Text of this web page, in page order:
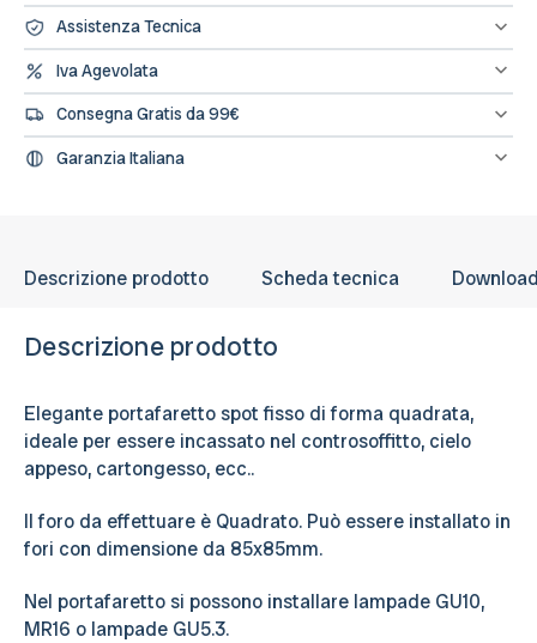
Incasso
Quadrato
Foro
85x85mm
per
GU10
Incasso
Quadrato
Bianco
Foro
85x85mm
per
GU10
Assistenza Tecnica
oppure scrivici una mail a info@leddiretto.it
Iva Agevolata
concludere l'ordine direttamente dal sito segnalandolo nelle note
dell'ordine e provvederemo a fatturare e rettificare il pagamento
Consegna Gratis da 99€
Garanzia Italiana
Descrizione prodotto Scheda tecnica
Descrizione prodotto
Elegante portafaretto spot fisso di forma quadrata,
ideale per essere incassato nel controsoffitto, cielo
appeso, cartongesso, ecc..
Il foro da effettuare è Quadrato. Può essere installato in
fori con dimensione da 85x85mm.
Nel portafaretto si possono installare lampade GU10,
MR16 o lampade GU5.3.